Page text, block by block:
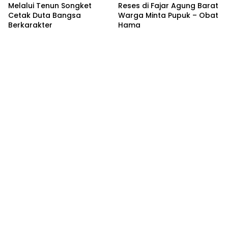
Melalui Tenun Songket
Cetak Duta Bangsa
Berkarakter
Reses di Fajar Agung Barat
Warga Minta Pupuk – Obat
Hama